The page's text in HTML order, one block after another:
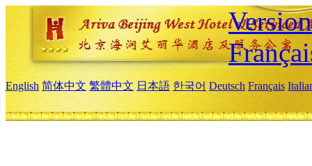
English 简体中文 繁體中文 日本語 한국어 Deutsch Français